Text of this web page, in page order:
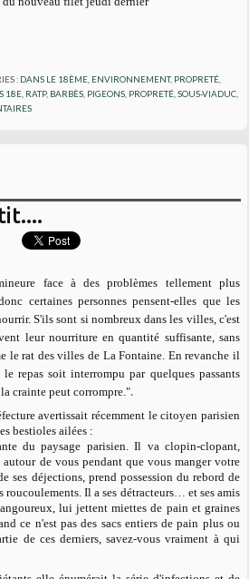
: DANS LE 18ÈME, ENVIRONNEMENT, PROPRETÉ,
18E RATP, BARBÈS PIGEONS PROPRETÉ ,SOUS-VIADUC
face à des problèmes tellement plus
certaines personnes pensent-elles que les
S'ils sont si nombreux dans les villes, c'est
leur nourriture en quantité suffisante, sans
le rat des villes de La Fontaine. En revanche il
repas soit interrompu par quelques passants
crainte peut corrompre.".
avertissait récemment le citoyen parisien
bestioles ailées :
du paysage parisien. Il va clopin-clopant,
de vous pendant que vous manger votre
ses déjections, prend possession du rebord de
roucoulements. Il a ses détracteurs… et ses amis
lui jettent miettes de pain et graines
ce n'est pas des sacs entiers de pain plus ou
de ces derniers, savez-vous vraiment à qui